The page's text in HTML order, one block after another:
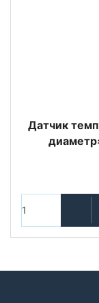
Датчик